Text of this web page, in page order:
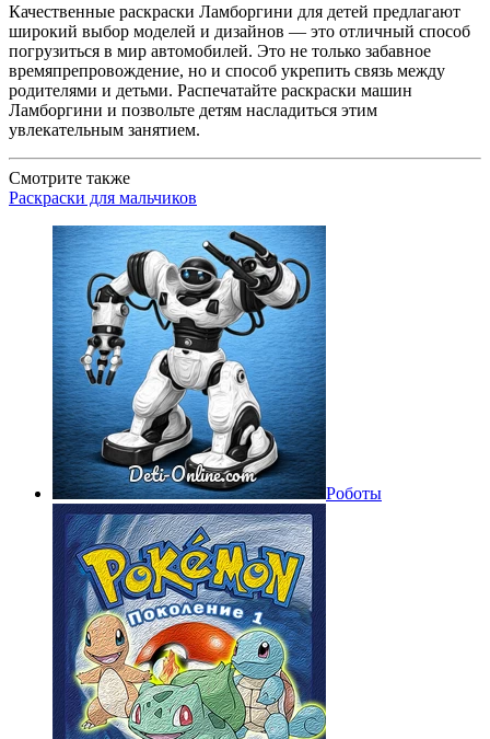
Качественные раскраски Ламборгини для детей предлагают
широкий выбор моделей и дизайнов — это отличный способ
погрузиться в мир автомобилей. Это не только забавное
времяпрепровождение, но и способ укрепить связь между
родителями и детьми. Распечатайте раскраски машин
Ламборгини и позвольте детям насладиться этим
увлекательным занятием.
Смотрите также
Раскраски для мальчиков
Роботы